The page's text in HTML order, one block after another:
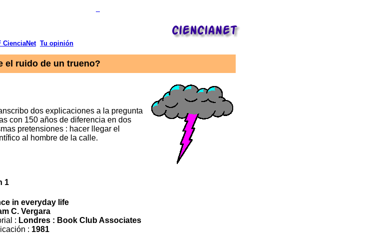
CienciaNet Tu opinión
el ruido de un trueno?
dos explicaciones a la pregunta
con 150 años de diferencia en dos
pretensiones : hacer llegar el
al hombre de la calle.
1
in everyday life
C. Vergara
: Londres : Book Club Associates
: 1981